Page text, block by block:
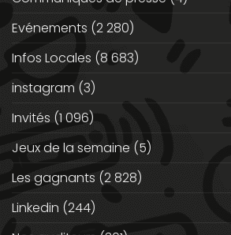
Evénements (2 280)
Infos Locales (8 683)
instagram (3)
Invités (1 096)
Jeux de la semaine (5)
Les gagnants (2 828)
Linkedin (244)